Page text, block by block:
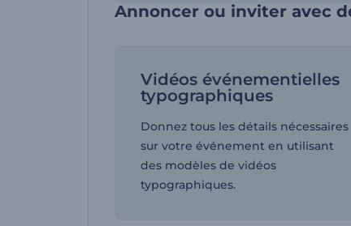
Annoncer ou inviter avec
Vidéos événementielles
typographiques
Donnez tous les détails nécessaires
sur votre événement en utilisant
des modèles de vidéos
typographiques.